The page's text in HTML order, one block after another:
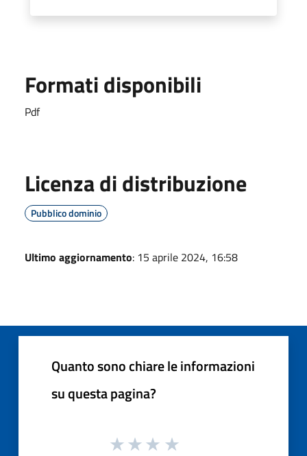
Formati disponibili
Pdf
Licenza di distribuzione
Pubblico dominio
Ultimo aggiornamento: 15 aprile 2024, 16:58
Quanto sono chiare le informazioni
su questa pagina?